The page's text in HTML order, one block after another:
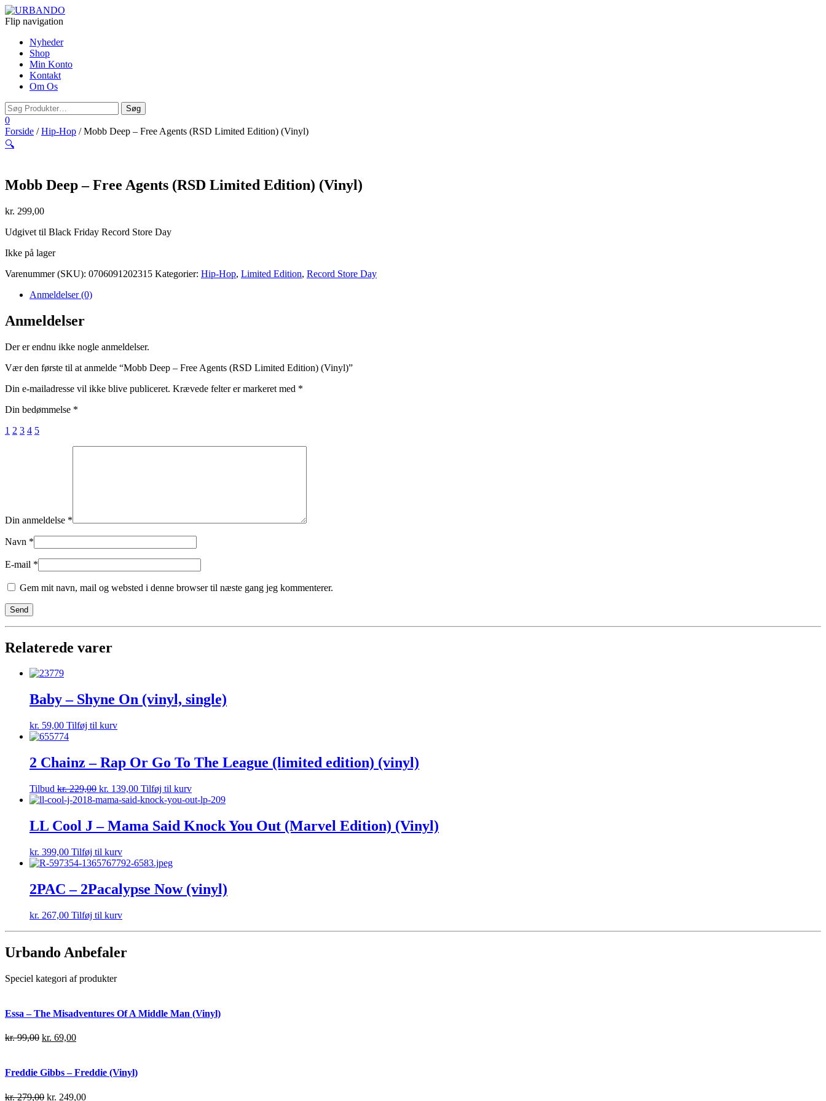
Flip navigation
Nyheder
Shop
Min Konto
Kontakt
Om Os
0
Forside /Hip-Hop / Mobb Deep – Free Agents (RSD Limited Edition) (Vinyl)
🔍
Mobb Deep – Free Agents (RSD Limited Edition) (Vinyl)
kr. 299,00
Udgivet til Black Friday Record Store Day
Ikke på lager
Varenummer (SKU): 0706091202315 Kategorier: Hip-Hop, Limited Edition, Record Store Day
Anmeldelser (0)
Anmeldelser
Der er endnu ikke nogle anmeldelser.
Vær den første til at anmelde “Mobb Deep – Free Agents (RSD Limited Edition) (Vinyl)”
Din e-mailadresse vil ikke blive publiceret. Krævede felter er markeret med *
Din bedømmelse *
1 2 3 4 5
Din anmeldelse *
Navn *
E-mail *
Gem mit navn, mail og websted i denne browser til næste gang jeg kommenterer.
Relaterede varer
Baby – Shyne On (vinyl, single)
kr. 59,00 Tilføj til kurv
2 Chainz – Rap Or Go To The League (limited edition) (vinyl)
Tilbud kr.229,00 kr. 139,00 Tilføj til kurv
LL Cool J – Mama Said Knock You Out (Marvel Edition) (Vinyl)
kr. 399,00 Tilføj til kurv
2PAC – 2Pacalypse Now (vinyl)
kr. 267,00 Tilføj til kurv
Urbando Anbefaler
Speciel kategori af produkter
Essa – The Misadventures Of A Middle Man (Vinyl)
kr.99,00 kr. 69,00
Freddie Gibbs – Freddie (Vinyl)
kr.279,00 kr. 249,00